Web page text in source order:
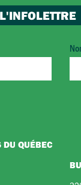
DU QUÉBEC